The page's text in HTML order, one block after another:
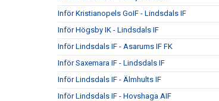
Inför Kristianopels GoIF - Lindsdals IF
Inför Högsby IK - Lindsdals IF
Inför Lindsdals IF - Asarums IF FK
Inför Saxemara IF - Lindsdals IF
Inför Lindsdals IF - Älmhults IF
Inför Lindsdals IF - Hovshaga AIF